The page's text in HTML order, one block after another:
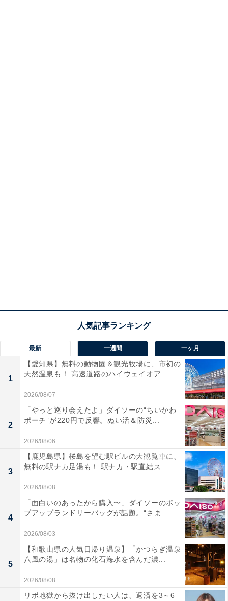
最新 一週間 一ヶ月
1
【愛知県】無料の動物園＆観光牧場に、市初の
天然温泉も！ 高速道路のハイウェイオア...
2026/08/07
2
「やっと巡り会えたよ」ダイソーの“ちいかわ
ポーチ”が220円で反響。ぬい活＆防災...
2026/08/06
3
【鹿児島県】桜島を望む駅ビルの大観覧車に、
無料の駅ナカ足湯も！ 駅ナカ・駅直結ス...
2026/08/08
4
「面白いのあったから購入〜」ダイソーのポッ
プアップランドリーバッグが話題。“さま...
2026/08/03
5
【和歌山県の人気日帰り温泉】「かつらぎ温泉
八風の湯」は名物の化石海水を含んだ濃...
2026/08/08
リボ地獄から抜け出したい人は、返済を3～6